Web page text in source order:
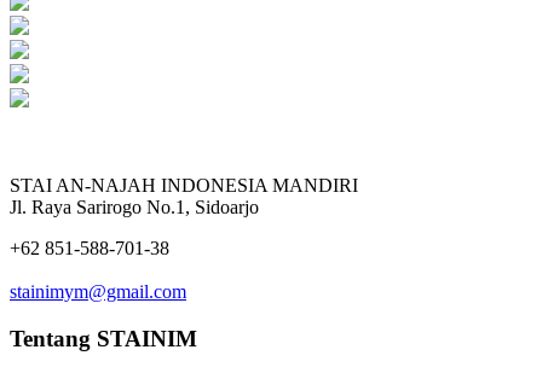
STAI AN-NAJAH INDONESIA MANDIRI
Jl. Raya Sarirogo No.1, Sidoarjo
+62 851-588-701-38
stainimym@gmail.com
Tentang STAINIM